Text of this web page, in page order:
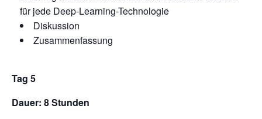
für jede Deep-Learning-Technologie
Diskussion
Zusammenfassung
Tag 5
Dauer: 8 Stunden